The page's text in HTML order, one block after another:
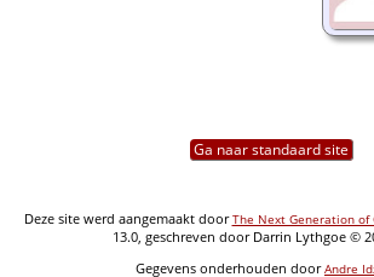
Ga naar standaard site
Deze site werd aangemaakt doorThe Next Generation of
13.0, geschreven door Darrin Lythgoe ©
Gegevens onderhouden doorAndre